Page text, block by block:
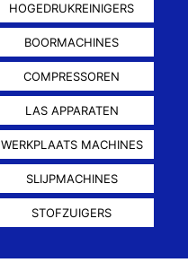
HOGEDRUKREINIGERS
BOORMACHINES
COMPRESSOREN
LAS APPARATEN
WERKPLAATS MACHINES
SLIJPMACHINES
STOFZUIGERS